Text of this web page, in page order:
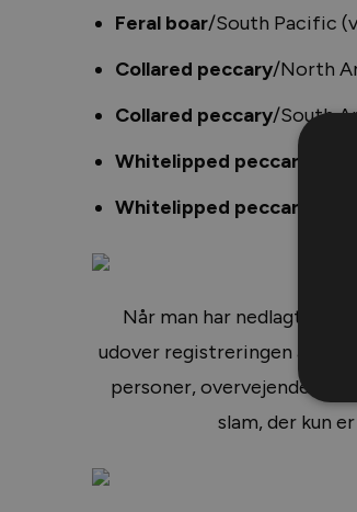
Feral boar/South Pacific
Collared peccary/North
Collared peccary/South
Whitelipped peccary
/
Whitelipped peccary
/
Når man har nedlagt 6 af
udover registreringen af de
personer, overvejende
slam, der kun